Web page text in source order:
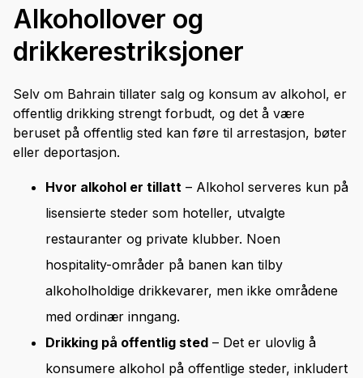
Alkohollover og
drikkerestriksjoner
Selv om Bahrain tillater salg og konsum av alkohol, er
offentlig drikking strengt forbudt, og det å være
beruset på offentlig sted kan føre til arrestasjon, bøter
eller deportasjon.
Hvor alkohol er tillatt – Alkohol serveres kun på
lisensierte steder som hoteller, utvalgte
restauranter og private klubber. Noen
hospitality-områder på banen kan tilby
alkoholholdige drikkevarer, men ikke områdene
med ordinær inngang.
Drikking på offentlig sted – Det er ulovlig å
konsumere alkohol på offentlige steder, inkludert